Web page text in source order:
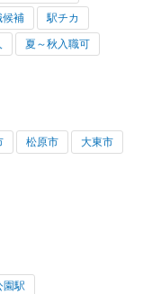
候補 駅チカ
夏～秋入職可
松原市 大東市
園駅